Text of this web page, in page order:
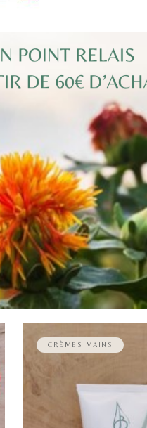
CRÈMES MAINS